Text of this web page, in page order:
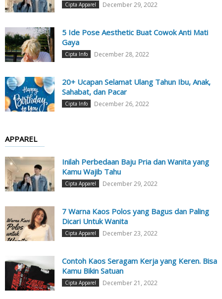
Cipta Apparel December 29, 2022
5 Ide Pose Aesthetic Buat Cowok Anti Mati
Gaya
Cipta Info December 28, 2022
20+ Ucapan Selamat Ulang Tahun Ibu, Anak,
Sahabat, dan Pacar
Cipta Info December 26, 2022
APPAREL
Inilah Perbedaan Baju Pria dan Wanita yang
Kamu Wajib Tahu
Cipta Apparel December 29, 2022
7 Warna Kaos Polos yang Bagus dan Paling
Dicari Untuk Wanita
Cipta Apparel December 23, 2022
Contoh Kaos Seragam Kerja yang Keren. Bisa
Kamu Bikin Satuan
Cipta Apparel December 21, 2022